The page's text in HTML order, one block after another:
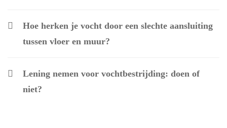
Hoe herken je vocht door een slechte aansluiting
tussen vloer en muur?
Lening nemen voor vochtbestrijding: doen of
niet?